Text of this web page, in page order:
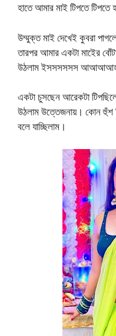
হাতে আমার মাই টিপতে টিপতে
উম্মুক্ত মাই দেখেই কুবরা
তারপর আমার একটা মাইের
উঠলাম ইসসসসসস
একটা চুসছেন আরেকটা
উঠলাম উত্তেজনায়। কোন হুঁশ
বলে যাচ্ছিলাম।